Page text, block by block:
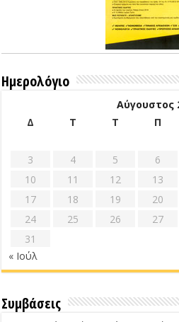
Ημερολόγιο
Αύγουστος
Δ
Τ Τ Π
3
4 5 6
10
11 12 13
17
18 19 20
24
25 26 27
31
« Ιούλ
Συμβάσεις